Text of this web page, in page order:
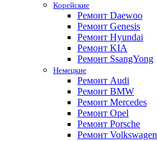
Корейские
Ремонт Daewoo
Ремонт Genesis
Ремонт Hyundai
Ремонт KIA
Ремонт SsangYong
Немецкие
Ремонт Audi
Ремонт BMW
Ремонт Mercedes
Ремонт Opel
Ремонт Porsche
Ремонт Volkswagen